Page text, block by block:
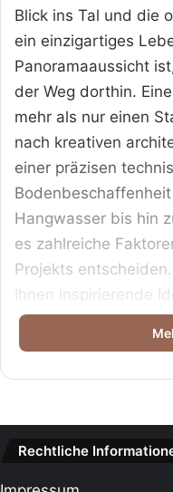
Blick ins Tal und die
ein einzigartiges
Panoramaaussicht
der Weg dorthin.
mehr als nur einen
nach kreativen
einer präzisen
Hangwasser bis hin
es zahlreiche
Projekts
Ihnen inspirierende
entscheidenden
Traum vom Haus am
Rechtliche